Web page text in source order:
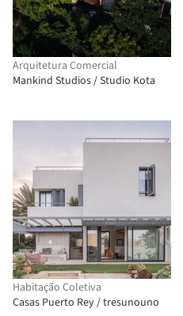
Arquitetura Comercial
Mankind Studios / Studio Kota
Habitação Coletiva
Casas Puerto Rey / tresunouno